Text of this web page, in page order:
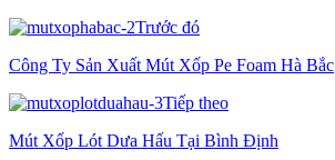
Trước đó
Công Ty Sản Xuất Mút Xốp Pe Foam Hà Bắc
Tiếp theo
Mút Xốp Lót Dưa Hấu Tại Bình Định